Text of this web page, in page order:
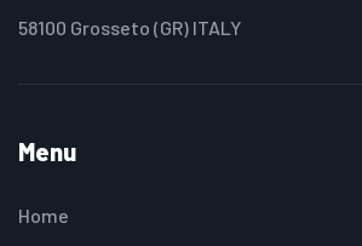
58100 Grosseto (GR) ITALY
Menu
Home